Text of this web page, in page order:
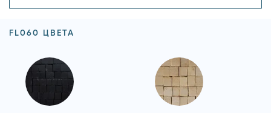
FL060 ЦВЕТА